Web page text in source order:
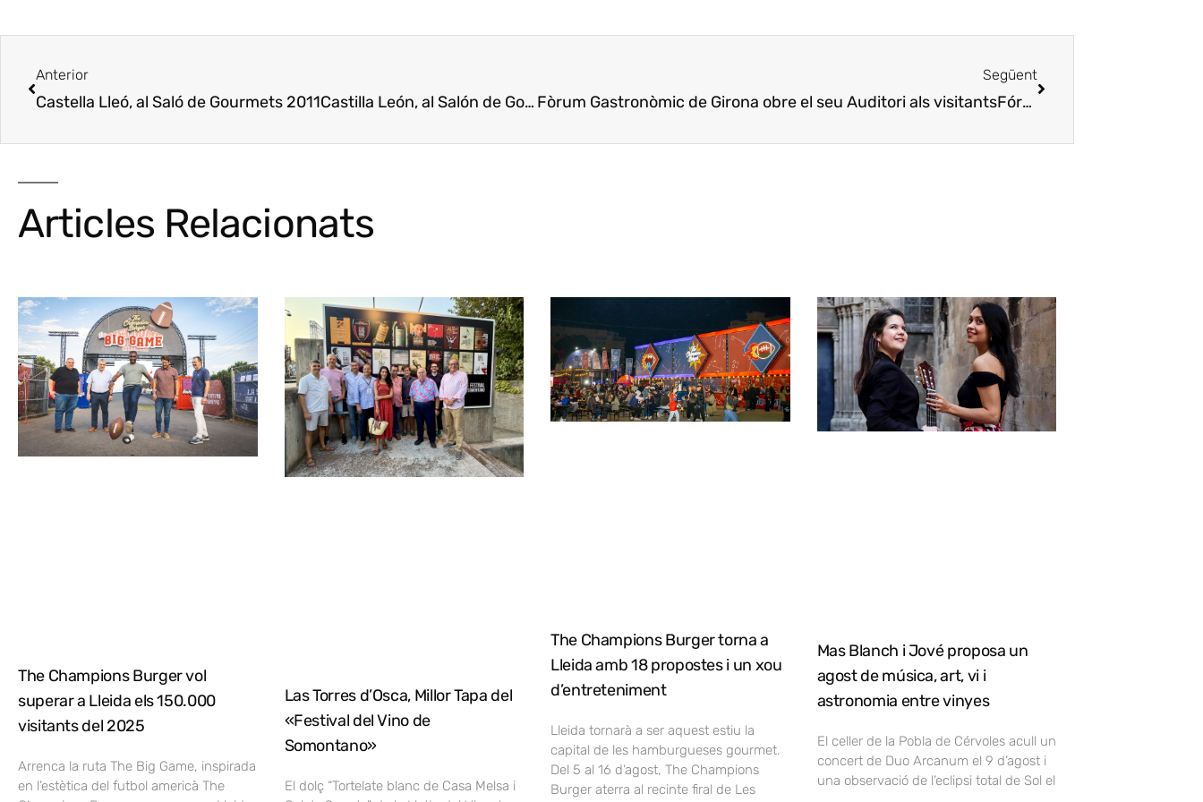
Anterior
Castella Lleó, al Saló de Gourmets 2011Castilla León, al Salón de Gourmets 2011
Següent
Fòrum Gastronòmic de Girona obre el seu Auditori als visitantsFórum Gastronómico de Girona abre su Auditorio a los visitantes
Articles Relacionats
The Champions Burger vol
superar a Lleida els 150.000
visitants del 2025
Arrenca la ruta The Big Game, inspirada
en l’estètica del futbol americà The
Las Torres d’Osca, Millor Tapa del
«Festival del Vino de
Somontano»
El dolç “Tortelate blanc de Casa Melsa i
The Champions Burger torna a
Lleida amb 18 propostes i un xou
d’entreteniment
Lleida tornarà a ser aquest estiu la
capital de les hamburgueses gourmet.
Del 5 al 16 d’agost, The Champions
Burger aterra al recinte firal de Les
Mas Blanch i Jové proposa un
agost de música, art, vi i
astronomia entre vinyes
El celler de la Pobla de Cérvoles acull un
concert de Duo Arcanum el 9 d’agost i
una observació de l’eclipsi total de Sol el